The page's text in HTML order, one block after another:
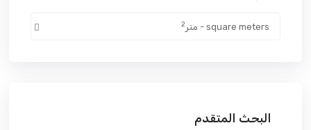
square meters - متر 2
البحث المتقدم